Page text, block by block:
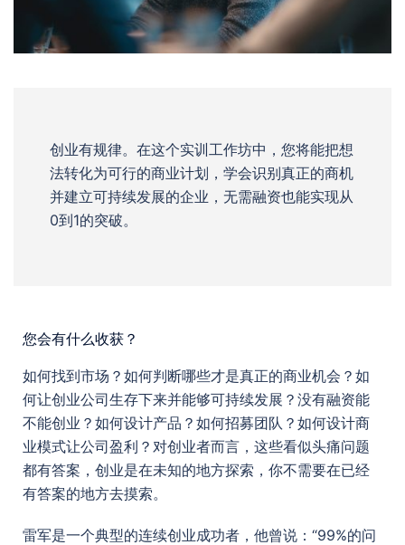
创业有规律。在这个实训工作坊中，您将能把想
法转化为可行的商业计划，学会识别真正的商机
并建立可持续发展的企业，无需融资也能实现从
0到1的突破。
您会有什么收获？
如何找到市场？如何判断哪些才是真正的商业机会？如
何让创业公司生存下来并能够可持续发展？没有融资能
不能创业？如何设计产品？如何招募团队？如何设计商
业模式让公司盈利？对创业者而言，这些看似头痛问题
都有答案，创业是在未知的地方探索，你不需要在已经
有答案的地方去摸索。
雷军是一个典型的连续创业成功者，他曾说：“99%的问